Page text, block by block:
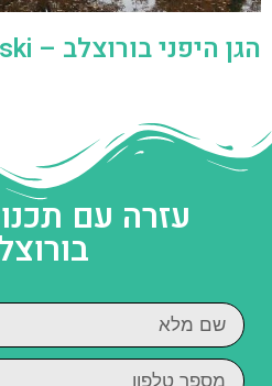
הגן היפני בורוצלב – Ogród Japoński
עזרה עם